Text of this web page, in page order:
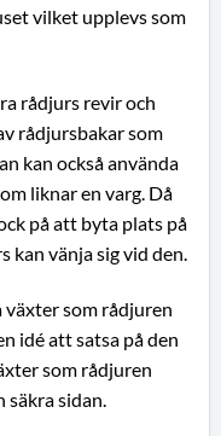
vilket upplevs som
rådjurs revir och
rådjursbakar som
kan också använda
liknar en varg. Då
på att byta plats på
kan vänja sig vid den.
som rådjuren
idé att satsa på den
som rådjuren
säkra sidan.